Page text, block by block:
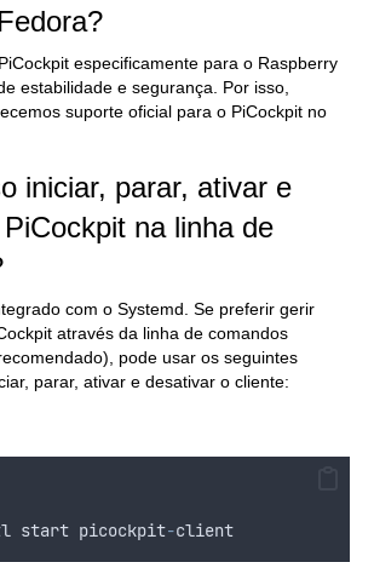
especificamente para o Raspberry
estabilidade e segurança. Por isso,
suporte oficial para o PiCockpit no
iniciar, parar, ativar e
na linha de
com o Systemd. Se preferir gerir
através da linha de comandos
pode usar os seguintes
parar, ativar e desativar o cliente:
start picockpit-client